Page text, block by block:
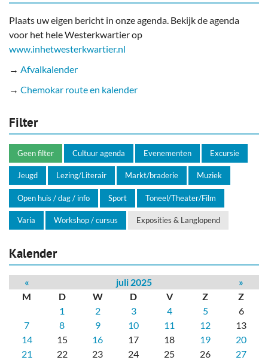
Plaats uw eigen bericht in onze agenda. Bekijk de agenda
voor het hele Westerkwartier op
www.inhetwesterkwartier.nl
→ Afvalkalender
→ Chemokar route en kalender
Filter
Geen filter Cultuur agenda Evenementen Excursie
Jeugd Lezing/Literair Markt/braderie Muziek
Open huis / dag / info Sport Toneel/Theater/Film
Varia Workshop / cursus Exposities & Langlopend
Kalender
« juli 2025
»
M
D W D V Z
Z
1
2 3 4 5
6
7
8 9 10 11 12
13
14
15 16 17 18 19
20
21
22 23 24 25 26
27